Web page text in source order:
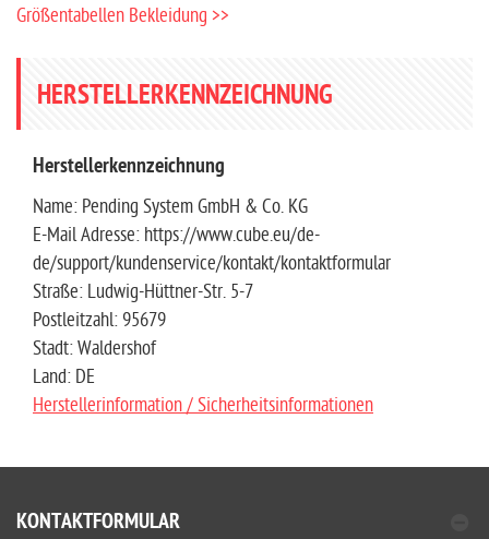
Größentabellen Bekleidung >>
HERSTELLERKENNZEICHNUNG
Herstellerkennzeichnung
Name: Pending System GmbH & Co. KG
E-Mail Adresse: https://www.cube.eu/de-
de/support/kundenservice/kontakt/kontaktformular
Straße: Ludwig-Hüttner-Str. 5-7
Postleitzahl: 95679
Stadt: Waldershof
Land: DE
Herstellerinformation / Sicherheitsinformationen
KONTAKTFORMULAR